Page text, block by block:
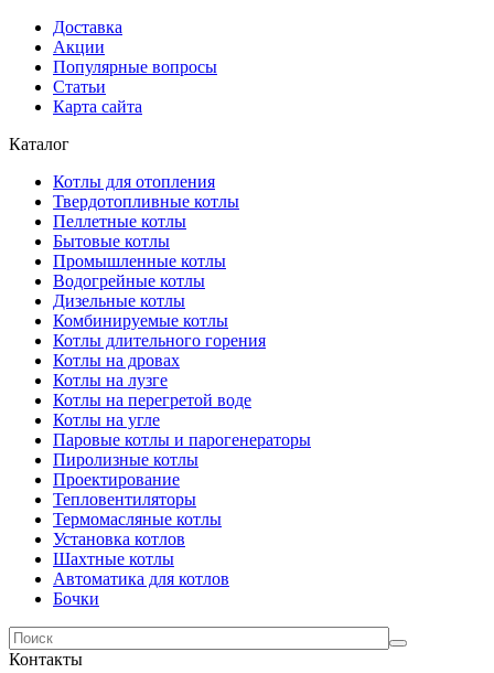
Доставка
Акции
Популярные вопросы
Статьи
Карта сайта
Каталог
Котлы для отопления
Твердотопливные котлы
Пеллетные котлы
Бытовые котлы
Промышленные котлы
Водогрейные котлы
Дизельные котлы
Комбинируемые котлы
Котлы длительного горения
Котлы на дровах
Котлы на лузге
Котлы на перегретой воде
Котлы на угле
Паровые котлы и парогенераторы
Пиролизные котлы
Проектирование
Тепловентиляторы
Термомасляные котлы
Установка котлов
Шахтные котлы
Автоматика для котлов
Бочки
Контакты